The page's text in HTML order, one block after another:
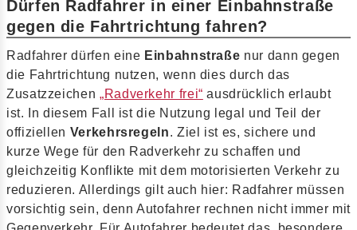
Dürfen Radfahrer in einer Einbahnstraße
gegen die Fahrtrichtung fahren?
Radfahrer dürfen eine Einbahnstraße nur dann gegen
die Fahrtrichtung nutzen, wenn dies durch das
Zusatzzeichen „Radverkehr frei“ ausdrücklich erlaubt
ist. In diesem Fall ist die Nutzung legal und Teil der
offiziellen Verkehrsregeln. Ziel ist es, sichere und
kurze Wege für den Radverkehr zu schaffen und
gleichzeitig Konflikte mit dem motorisierten Verkehr zu
reduzieren. Allerdings gilt auch hier: Radfahrer müssen
vorsichtig sein, denn Autofahrer rechnen nicht immer mit